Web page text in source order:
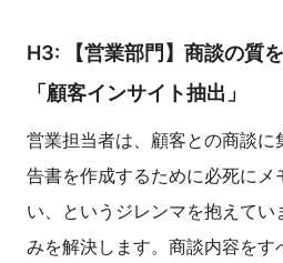
H3: 【営業部門】商談の質
「顧客インサイト抽出」
営業担当者は、顧客との商談に
告書を作成するために必死にメ
い、というジレンマを抱えて
みを解決します。商談内容をす